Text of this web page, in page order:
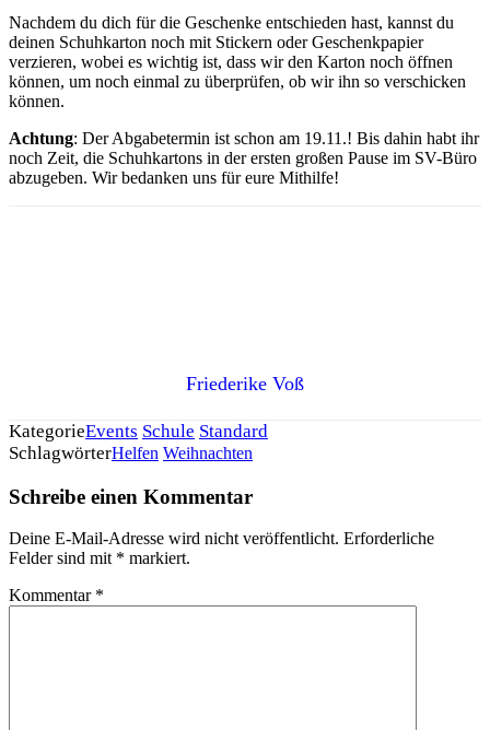
Nachdem du dich für die Geschenke entschieden hast, kannst du
deinen Schuhkarton noch mit Stickern oder Geschenkpapier
verzieren, wobei es wichtig ist, dass wir den Karton noch öffnen
können, um noch einmal zu überprüfen, ob wir ihn so verschicken
können.
Achtung: Der Abgabetermin ist schon am 19.11.! Bis dahin habt ihr
noch Zeit, die Schuhkartons in der ersten großen Pause im SV-Büro
abzugeben. Wir bedanken uns für eure Mithilfe!
Friederike Voß
KategorieEvents Schule Standard
SchlagwörterHelfen Weihnachten
Schreibe einen Kommentar
Deine E-Mail-Adresse wird nicht veröffentlicht. Erforderliche
Felder sind mit * markiert.
Kommentar *